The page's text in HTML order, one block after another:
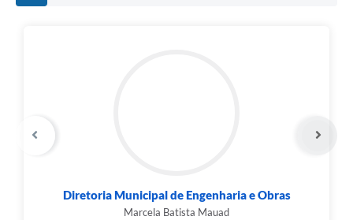
Diretoria Municipal de Engenharia e Obras
Marcela Batista Mauad